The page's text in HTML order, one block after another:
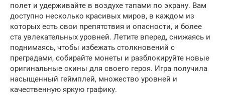
полет и удерживайте в воздухе тапами по экрану. Вам
доступно несколько красивых миров, в каждом из
которых есть свои препятствия и опасности, и более
ста увлекательных уровней. Летите вперед, снижаясь и
поднимаясь, чтобы избежать столкновений с
преградами, собирайте монеты и разблокируйте новые
оригинальные скины для своего героя. Игра получила
насыщенный геймплей, множество уровней и
качественную яркую графику.